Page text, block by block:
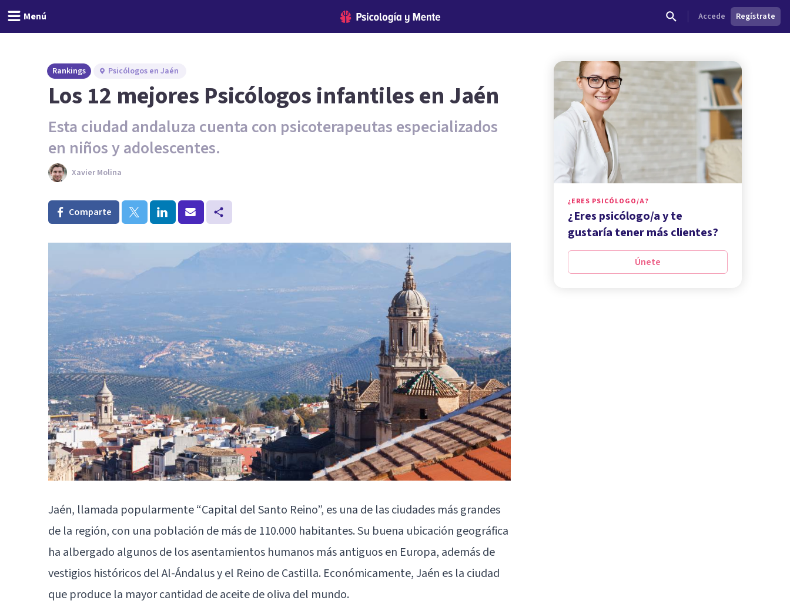
Menú Accede Regístrate
Rankings Psicólogos en Jaén
Los 12 mejores Psicólogos infantiles en Jaén
Esta ciudad andaluza cuenta con psicoterapeutas especializados
en niños y adolescentes.
Xavier Molina
Comparte
Jaén, llamada popularmente “Capital del Santo Reino”, es una de las ciudades más grandes
de la región, con una población de más de 110.000 habitantes. Su buena ubicación geográfica
ha albergado algunos de los asentamientos humanos más antiguos en Europa, además de
vestigios históricos del Al-Ándalus y el Reino de Castilla. Económicamente, Jaén es la ciudad
que produce la mayor cantidad de aceite de oliva del mundo.
¿ERES PSICÓLOGO/A?
¿Eres psicólogo/a y te
gustaría tener más clientes?
Únete